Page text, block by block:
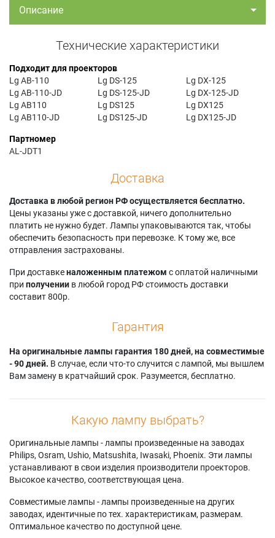
Описание
Технические характеристики
Подходит для проекторов
Lg AB-110
Lg AB-110-JD
Lg AB110
Lg AB110-JD
Lg DS-125
Lg DS-125-JD
Lg DS125
Lg DS125-JD
Lg DX-125
Lg DX-125-JD
Lg DX125
Lg DX125-JD
Партномер
AL-JDT1
Доставка
Доставка в любой регион РФ осуществляется бесплатно.
Цены указаны уже с доставкой, ничего дополнительно
платить не нужно будет. Лампы упаковываются так, чтобы
обеспечить безопасность при перевозке. К тому же, все
отправления застрахованы.
При доставкеналоженным платежом с оплатой наличными
при получении в любой город РФ стоимость доставки
составит 800р.
Гарантия
На оригинальные лампы гарантия 180 дней, на совместимые
- 90 дней. В случае, если что-то случится с лампой, мы вышлем
Вам замену в кратчайший срок. Разумеется, бесплатно.
Какую лампу выбрать?
Оригинальные лампы - лампы произведенные на заводах
Philips, Osram, Ushio, Matsushita, Iwasaki, Phoenix. Эти лампы
устанавливают в свои изделия производители проекторов.
Высокое качество, соответствующая цена.
Совместимые лампы - лампы произведенные на других
заводах, идентичные по тех. характеристикам, размерам.
Оптимальное качество по доступной цене.